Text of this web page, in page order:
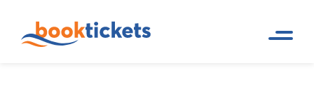
εισιτήρια πλοίων